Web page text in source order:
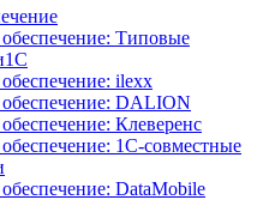
Типовые
ilexx
DALION
Клеверенс
1С-совместные
DataMobile